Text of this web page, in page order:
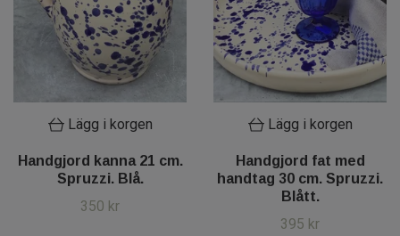
Lägg i korgen
Handgjord kanna 21 cm.
Spruzzi. Blå.
350 kr
Lägg i korgen
Handgjord fat med
handtag 30 cm. Spruzzi.
Blått.
395 kr